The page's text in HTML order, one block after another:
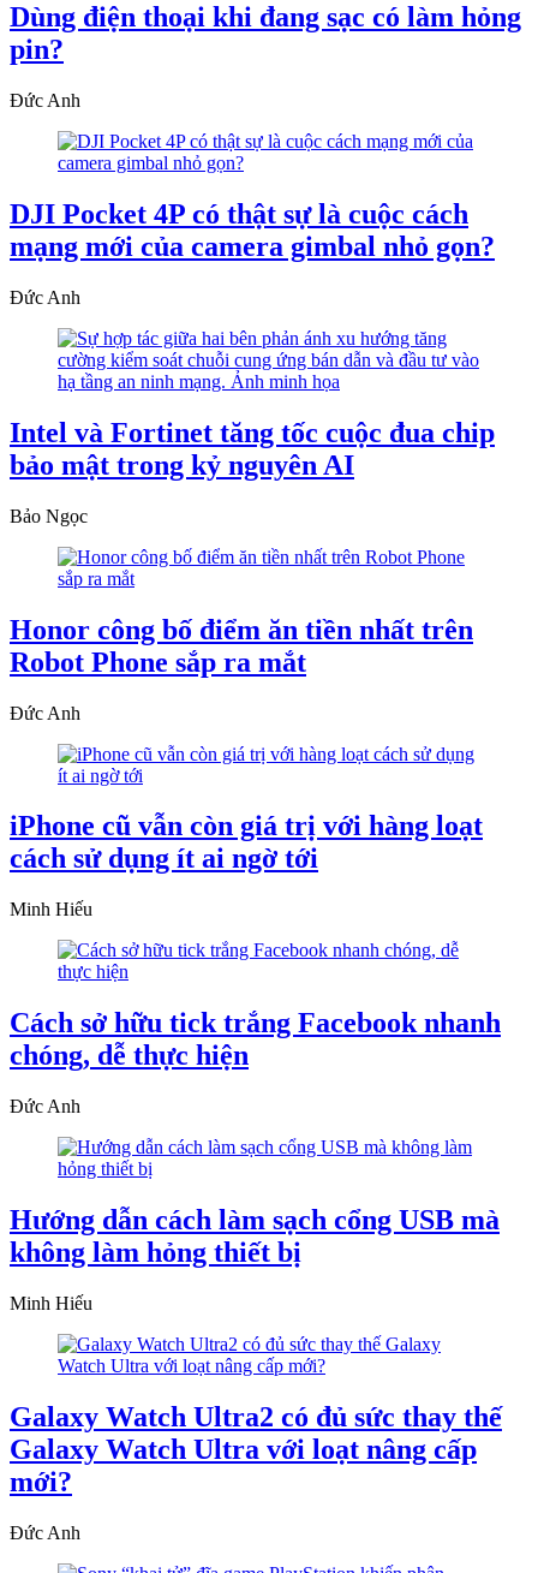
Dùng điện thoại khi đang sạc có làm hỏng
pin?
Đức Anh
DJI Pocket 4P có thật sự là cuộc cách
mạng mới của camera gimbal nhỏ gọn?
Đức Anh
Intel và Fortinet tăng tốc cuộc đua chip
bảo mật trong kỷ nguyên AI
Bảo Ngọc
Honor công bố điểm ăn tiền nhất trên
Robot Phone sắp ra mắt
Đức Anh
iPhone cũ vẫn còn giá trị với hàng loạt
cách sử dụng ít ai ngờ tới
Minh Hiếu
Cách sở hữu tick trắng Facebook nhanh
chóng, dễ thực hiện
Đức Anh
Hướng dẫn cách làm sạch cổng USB mà
không làm hỏng thiết bị
Minh Hiếu
Galaxy Watch Ultra2 có đủ sức thay thế
Galaxy Watch Ultra với loạt nâng cấp
mới?
Đức Anh